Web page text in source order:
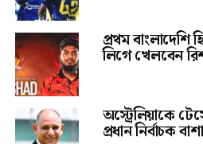
প্রথম বাংলাদেশি
লিগে খেলবেন
অস্ট্রেলিয়াকে
প্রধান নির্বাচক